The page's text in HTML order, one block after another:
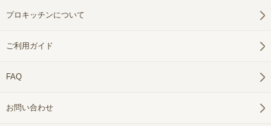
プロキッチンについて
ご利用ガイド
FAQ
お問い合わせ